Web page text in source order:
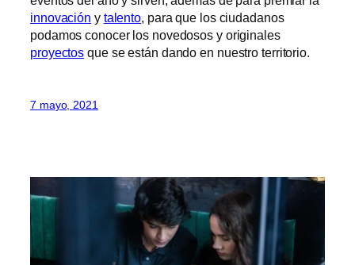
innovación y talento, para que los ciudadanos
podamos conocer los novedosos y originales
proyectos que se están dando en nuestro territorio.
7 mayo, 2021